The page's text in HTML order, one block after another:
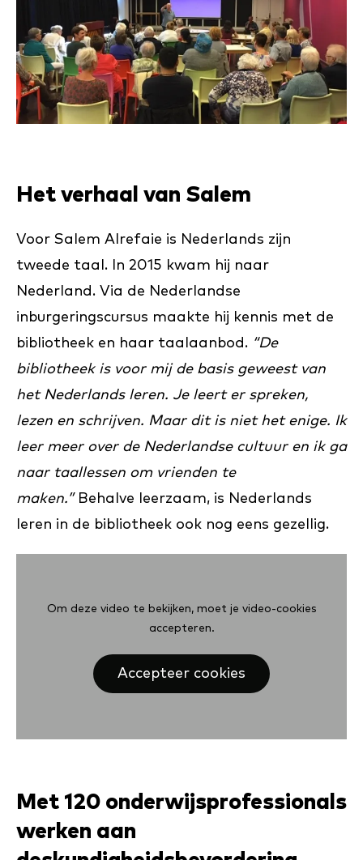
Het verhaal van Salem
Om deze video te bekijken, moet je video-cookies
accepteren.
Accepteer cookies
Voor Salem Alrefaie is Nederlands zijn
tweede taal. In 2015 kwam hij naar
Nederland. Via de Nederlandse
inburgeringscursus maakte hij kennis met de
bibliotheek en haar taalaanbod. “De
bibliotheek is voor mij de basis geweest van
het Nederlands leren. Je leert er spreken,
lezen en schrijven. Maar dit is niet het enige. Ik
leer meer over de Nederlandse cultuur en ik ga
naar taallessen om vrienden te
maken.”Behalve leerzaam, is Nederlands
leren in de bibliotheek ook nog eens gezellig.
Met 120 onderwijsprofessionals
werken aan